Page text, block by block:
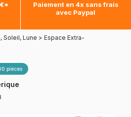
Paiement en 4x sans frais
avec Paypal
Soleil, Lune > Espace Extra-
pièces